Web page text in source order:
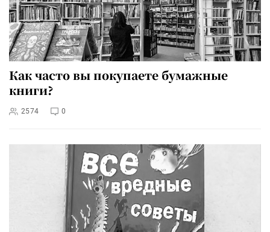
Как часто вы покупаете бумажные
книги?
2574 0